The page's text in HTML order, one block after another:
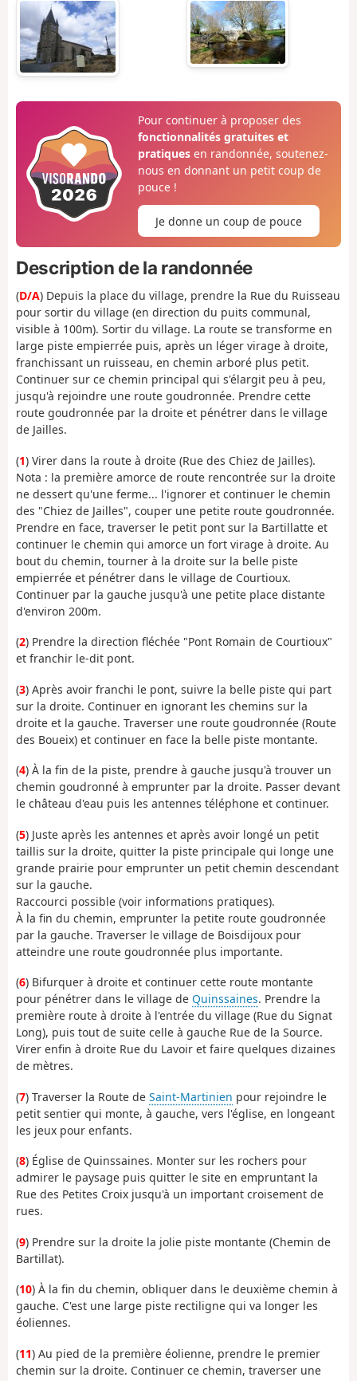
Pour continuer à proposer des
fonctionnalités gratuites et
pratiquesen randonnée, soutenez-
nous en donnant un petit coup de
pouce !
Je donne un coup de pouce
Description de la randonnée
(D/A) Depuis la place du village, prendre la Rue du Ruisseau
pour sortir du village (en direction du puits communal,
visible à 100m). Sortir du village. La route se transforme en
large piste empierrée puis, après un léger virage à droite,
franchissant un ruisseau, en chemin arboré plus petit.
Continuer sur ce chemin principal qui s'élargit peu à peu,
jusqu'à rejoindre une route goudronnée. Prendre cette
route goudronnée par la droite et pénétrer dans le village
de Jailles.
(1) Virer dans la route à droite (Rue des Chiez de Jailles).
Nota : la première amorce de route rencontrée sur la droite
ne dessert qu'une ferme... l'ignorer et continuer le chemin
des "Chiez de Jailles", couper une petite route goudronnée.
Prendre en face, traverser le petit pont sur la Bartillatte et
continuer le chemin qui amorce un fort virage à droite. Au
bout du chemin, tourner à la droite sur la belle piste
empierrée et pénétrer dans le village de Courtioux.
Continuer par la gauche jusqu'à une petite place distante
d'environ 200m.
(2) Prendre la direction fléchée "Pont Romain de Courtioux"
et franchir le-dit pont.
(3) Après avoir franchi le pont, suivre la belle piste qui part
sur la droite. Continuer en ignorant les chemins sur la
droite et la gauche. Traverser une route goudronnée (Route
des Boueix) et continuer en face la belle piste montante.
(4) À la fin de la piste, prendre à gauche jusqu'à trouver un
chemin goudronné à emprunter par la droite. Passer devant
le château d'eau puis les antennes téléphone et continuer.
(5) Juste après les antennes et après avoir longé un petit
taillis sur la droite, quitter la piste principale qui longe une
grande prairie pour emprunter un petit chemin descendant
sur la gauche.
Raccourci possible (voir informations pratiques).
À la fin du chemin, emprunter la petite route goudronnée
par la gauche. Traverser le village de Boisdijoux pour
atteindre une route goudronnée plus importante.
(6) Bifurquer à droite et continuer cette route montante
pour pénétrer dans le village de Quinssaines. Prendre la
première route à droite à l'entrée du village (Rue du Signat
Long), puis tout de suite celle à gauche Rue de la Source.
Virer enfin à droite Rue du Lavoir et faire quelques dizaines
de mètres.
(7) Traverser la Route de Saint-Martinien pour rejoindre le
petit sentier qui monte, à gauche, vers l'église, en longeant
les jeux pour enfants.
(8) Église de Quinssaines. Monter sur les rochers pour
admirer le paysage puis quitter le site en empruntant la
Rue des Petites Croix jusqu'à un important croisement de
rues.
(9) Prendre sur la droite la jolie piste montante (Chemin de
Bartillat).
(10) À la fin du chemin, obliquer dans le deuxième chemin à
gauche. C'est une large piste rectiligne qui va longer les
éoliennes.
(11) Au pied de la première éolienne, prendre le premier
chemin sur la droite. Continuer ce chemin, traverser une